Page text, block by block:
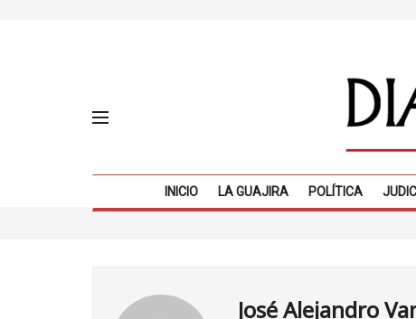
INICIO LA GUAJIRA POLÍTICA
José Alejandro